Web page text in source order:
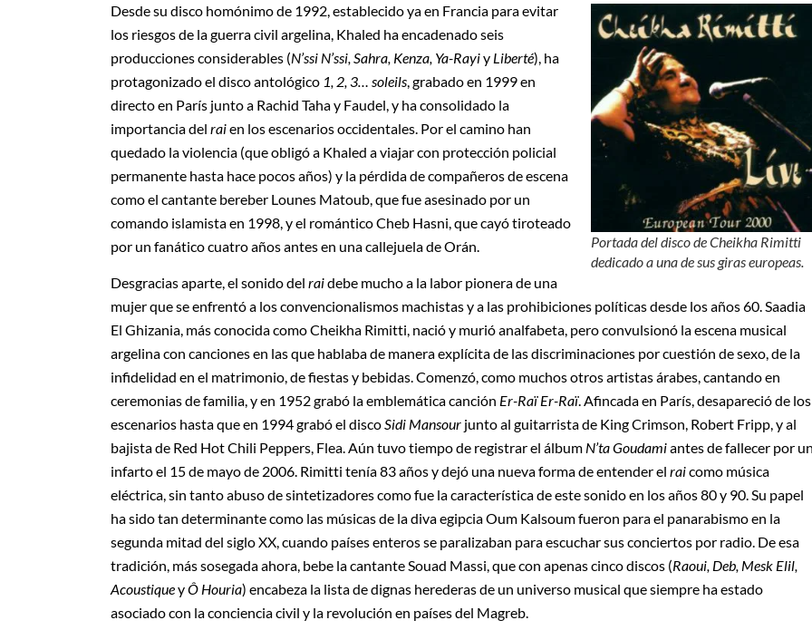
Portada del disco de Cheikha Rimitti
dedicado a una de sus giras europeas.
Desde su disco homónimo de 1992, establecido ya en Francia para evitar
los riesgos de la guerra civil argelina, Khaled ha encadenado seis
producciones considerables (N’ssi N’ssi, Sahra, Kenza, Ya-Rayiy Liberté), ha
protagonizado el disco antológico 1, 2, 3… soleils, grabado en 1999 en
directo en París junto a Rachid Taha y Faudel, y ha consolidado la
importancia del raien los escenarios occidentales. Por el camino han
quedado la violencia (que obligó a Khaled a viajar con protección policial
permanente hasta hace pocos años) y la pérdida de compañeros de escena
como el cantante bereber Lounes Matoub, que fue asesinado por un
comando islamista en 1998, y el romántico Cheb Hasni, que cayó tiroteado
por un fanático cuatro años antes en una callejuela de Orán.
Desgracias aparte, el sonido del raidebe mucho a la labor pionera de una
mujer que se enfrentó a los convencionalismos machistas y a las prohibiciones políticas desde los años 60. Saadia
El Ghizania, más conocida como Cheikha Rimitti, nació y murió analfabeta, pero convulsionó la escena musical
argelina con canciones en las que hablaba de manera explícita de las discriminaciones por cuestión de sexo, de la
infidelidad en el matrimonio, de fiestas y bebidas. Comenzó, como muchos otros artistas árabes, cantando en
ceremonias de familia, y en 1952 grabó la emblemática canción Er-Raï Er-Raï. Afincada en París, desapareció de los
escenarios hasta que en 1994 grabó el discoSidi Mansour junto al guitarrista de King Crimson, Robert Fripp, y al
bajista de Red Hot Chili Peppers, Flea. Aún tuvo tiempo de registrar el álbum N’ta Goudamiantes de fallecer por
infarto el 15 de mayo de 2006. Rimitti tenía 83 años y dejó una nueva forma de entender el raicomo música
eléctrica, sin tanto abuso de sintetizadores como fue la característica de este sonido en los años 80 y 90. Su papel
ha sido tan determinante como las músicas de la diva egipcia Oum Kalsoum fueron para el panarabismo en la
segunda mitad del siglo XX, cuando países enteros se paralizaban para escuchar sus conciertos por radio. De esa
tradición, más sosegada ahora, bebe la cantante Souad Massi, que con apenas cinco discos (Raoui, Deb, Mesk Elil,
AcoustiqueyÔ Houria) encabeza la lista de dignas herederas de un universo musical que siempre ha estado
asociado con la conciencia civil y la revolución en países del Magreb.